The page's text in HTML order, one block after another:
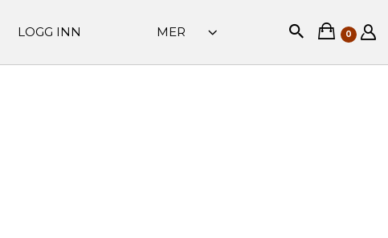
LOGG INN MER 0